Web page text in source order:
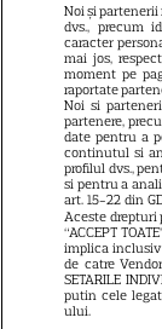
18
Noi și
dvs., precum
caracter
mai jos,
moment pe
raportate
Noi si
partenere,
date pentru a
continutul si
profilul dvs.,
si pentru a
art. 15-22 din
Aceste
“ACCEPT
implica inclusiv
de catre
SETARILE
putin cele
ului.